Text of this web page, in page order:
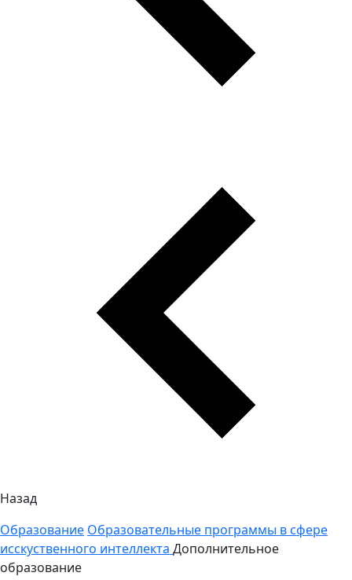
Назад
Образование Образовательные программы в сфере
исскуственного интеллекта Дополнительное
образование